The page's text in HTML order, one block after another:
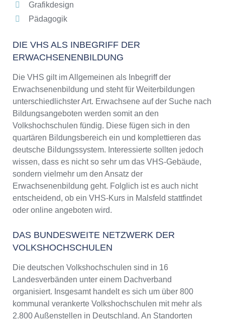
Grafikdesign
Pädagogik
DIE VHS ALS INBEGRIFF DER
ERWACHSENENBILDUNG
Die VHS gilt im Allgemeinen als Inbegriff der
Erwachsenenbildung und steht für Weiterbildungen
unterschiedlichster Art. Erwachsene auf der Suche nach
Bildungsangeboten werden somit an den
Volkshochschulen fündig. Diese fügen sich in den
quartären Bildungsbereich ein und komplettieren das
deutsche Bildungssystem. Interessierte sollten jedoch
wissen, dass es nicht so sehr um das VHS-Gebäude,
sondern vielmehr um den Ansatz der
Erwachsenenbildung geht. Folglich ist es auch nicht
entscheidend, ob ein VHS-Kurs in Malsfeld stattfindet
oder online angeboten wird.
DAS BUNDESWEITE NETZWERK DER
VOLKSHOCHSCHULEN
Die deutschen Volkshochschulen sind in 16
Landesverbänden unter einem Dachverband
organisiert. Insgesamt handelt es sich um über 800
kommunal verankerte Volkshochschulen mit mehr als
2.800 Außenstellen in Deutschland. An Standorten